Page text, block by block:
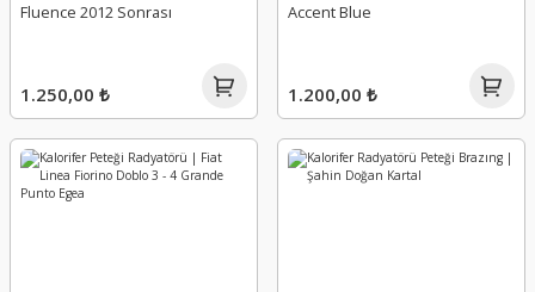
Fluence 2012 Sonrası
1.250,00 ₺
Accent Blue
1.200,00 ₺